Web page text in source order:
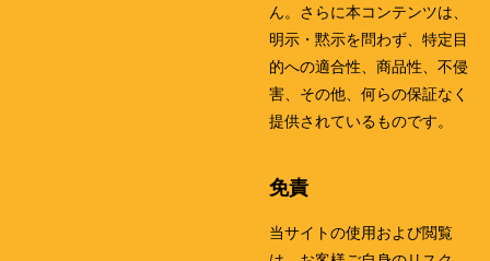
ん。さらに本コンテンツは、
明示・黙示を問わず、特定目
的への適合性、商品性、不侵
害、その他、何らの保証なく
提供されているものです。
免責
当サイトの使用および閲覧